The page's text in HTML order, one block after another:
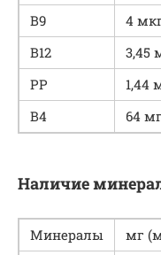
В9 4
В12
3,45
РР
1,44
В4
64 мг
Наличие
Минералы мг